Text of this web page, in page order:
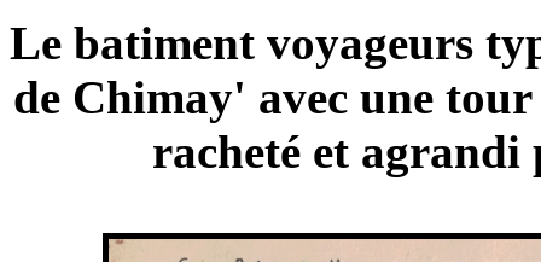
Le batiment voyageurs
de Chimay' avec une
racheté et